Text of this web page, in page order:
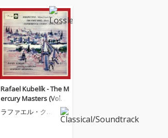
Rafael Kubelík - The M
ercury Masters (Vol. 1
0 - Perspective, The Fir
st Reel and Experimen
ラファエル・クー